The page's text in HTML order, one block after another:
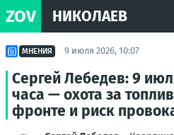
ZOV НИКОЛАЕВ
МНЕНИЯ 9 июля 2026, 10:07
Сергей Лебедев: 9
часа — охота за
фронте и риск